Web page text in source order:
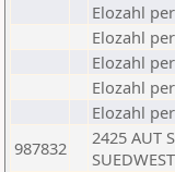
Elozahl
Elozahl
Elozahl
Elozahl
Elozahl
987832
2425 AUT
SUEDWEST